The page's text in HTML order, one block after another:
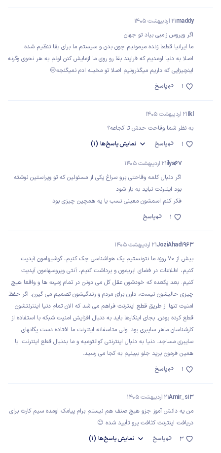
maddy21 اردیبهشت 1405
اگر ویروس زامبی بیاد تو جهان
ما ایرانیا قطعا زنده میمونیم چون بدن و سیستم ما برای بقا تنظیم شده
اصلا به دنیا اومدیم که فرایند بقا رو روی ما ازمایش کنن اونم به هر نحوی وگرنه
اینچیزایی که داریم میگذرونیم اصلا تو مخیله ادم نمیگنجه😑
پاسخ
1
Ikl21 اردیبهشت 1405
به نظر شما وقاحت حدش تا کجاعه؟
پاسخ
نمایشپاسخ‌ها (1) 1
ilya6721 اردیبهشت 1405
اگر دنبال کلمه وقاحتی برو سراغ یکی از مسئولین که تو ویراستین نوشته
بود اینترنت نباید به باز شود
فکر کنم اسمشون معینی نسب یا یه همچین چیزی بود
پاسخ
1
JoziAhad196321 اردیبهشت 1405
بیش از 70 روزه ما نتونستیم یک هواشناسی چک کنیم، گوشیهامون آپدیت
کنیم، اطلاعات در فضای ابریمون و برداشت کنیم، آنتی ویروسهامون آپدیت
کنیم. بعد یکعده که خودشون عقل کل می دونن در تمام زمینه ها و واقعا هیچ
چیزی حالیشون نیست، دارن برای مردم و زندگیشون تصمیم می گیرن. اگر حفظ
امنیت تنها از طریق قطع اینترنت فراهم می شد که الان تمام دنیا اینترنتشون
قطع کرده بودن. بجای اینکارها باید به دنبال افزایش امنیت شبکه با استفاده از
کارشناسان ماهر سایبری بود. ولی متاسفانه اینترنت ما افتاده دست یگانهای
سایبری مساجد. دنیا به دنبال اینترنتی کوانتومیه و ما بدنبال قطع اینترنت. با
همین فرمون برید جلو ببینیم به کجا می رسید.
پاسخ
1
Amir_s1321 اردیبهشت 1405
من یه دانش آموز جزو هیچ صنف هم نیستم برام پیامک اومده سیم کارت برای
دریافت اینترنت کثافت پرو تأیید شده 😐
پاسخ
نمایشپاسخ‌ها (1) 3